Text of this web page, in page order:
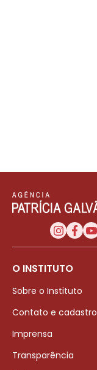
O INSTITUTO
Sobre o Instituto
Contato e cadastro
Imprensa
Transparência